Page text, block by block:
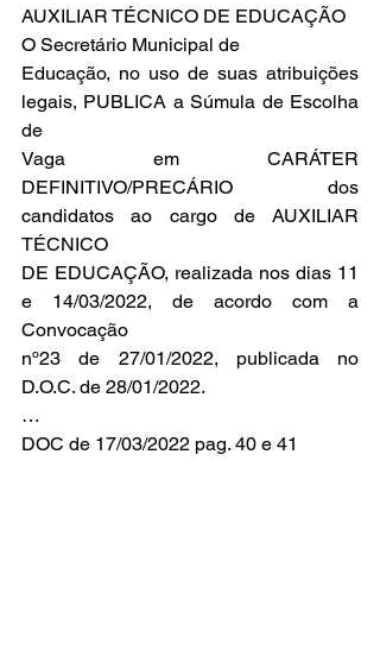
AUXILIAR TÉCNICO DE EDUCAÇÃO
O Secretário Municipal de
Educação, no uso de suas atribuições
legais, PUBLICA a Súmula de Escolha
de
Vaga em CARÁTER
DEFINITIVO/PRECÁRIO dos
candidatos ao cargo de AUXILIAR
TÉCNICO
DE EDUCAÇÃO, realizada nos dias 11
e 14/03/2022, de acordo com a
Convocação
nº23 de 27/01/2022, publicada no
D.O.C. de 28/01/2022.
…
DOC de 17/03/2022 pag. 40 e 41